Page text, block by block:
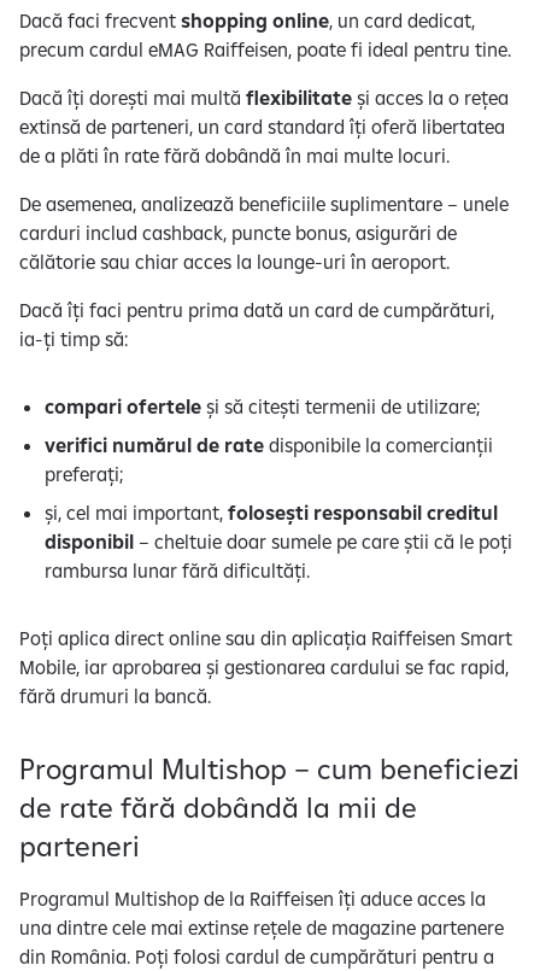
Dacă faci frecvent shopping online, un card dedicat,
precum cardul eMAG Raiffeisen, poate fi ideal pentru tine.
Dacă îți dorești mai multă flexibilitate și acces la o rețea
extinsă de parteneri, un card standard îți oferă libertatea
de a plăti în rate fără dobândă în mai multe locuri.
De asemenea, analizează beneficiile suplimentare – unele
carduri includ cashback, puncte bonus, asigurări de
călătorie sau chiar acces la lounge-uri în aeroport.
Dacă îți faci pentru prima dată un card de cumpărături,
ia-ți timp să:
compari oferteleși să citești termenii de utilizare;
verifici numărul de ratedisponibile la comercianții
preferați;
și, cel mai important, folosești responsabil creditul
disponibil – cheltuie doar sumele pe care știi că le poți
rambursa lunar fără dificultăți.
Poți aplica direct online sau din aplicația Raiffeisen Smart
Mobile, iar aprobarea și gestionarea cardului se fac rapid,
fără drumuri la bancă.
Programul Multishop – cum beneficiezi
de rate fără dobândă la mii de
parteneri
Programul Multishop de la Raiffeisen îți aduce acces la
una dintre cele mai extinse rețele de magazine partenere
din România. Poți folosi cardul de cumpărături pentru a